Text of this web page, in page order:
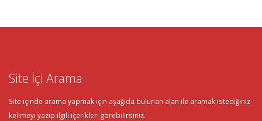
Site İçi Arama
Site içinde arama yapmak için aşağıda bulunan alan ile aramak istediğiniz
kelimeyi yazıp ilgili içerikleri görebilirsiniz.